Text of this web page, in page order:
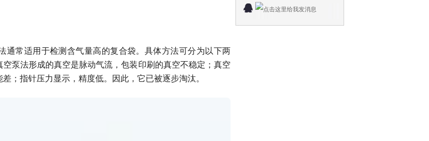
通常适用于检测含气量高的复合袋。具体方法可分为以下两
泵法形成的真空是脉动气流，包装印刷的真空不稳定；真空
；指针压力显示，精度低。因此，它已被逐步淘汰。